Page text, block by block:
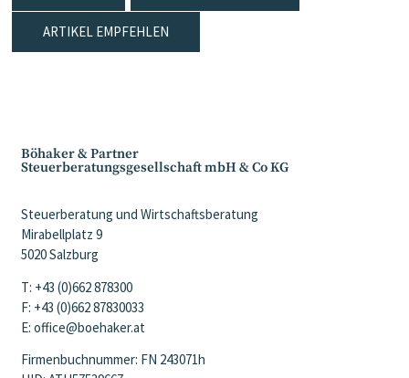
ARTIKEL EMPFEHLEN
Böhaker & Partner
Steuerberatungsgesellschaft mbH & Co KG
Steuerberatung und Wirtschaftsberatung
Mirabellplatz 9
5020 Salzburg
T: +43 (0)662 878300
F: +43 (0)662 87830033
E: office@boehaker.at
Firmenbuchnummer: FN 243071h